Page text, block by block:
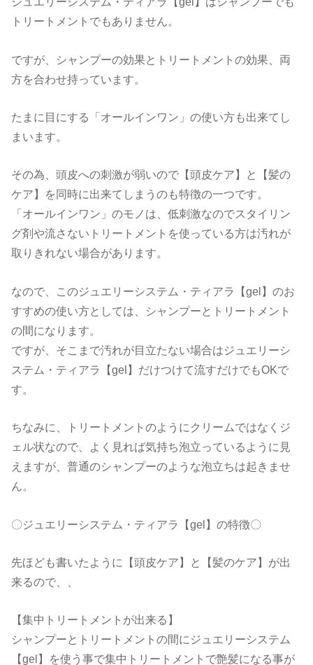
トリートメントでもありません。
ですが、シャンプーの効果とトリートメントの効果、両
方を合わせ持っています。
たまに目にする「オールインワン」の使い方も出来てし
まいます。
その為、頭皮への刺激が弱いので【頭皮ケア】と【髪の
ケア】を同時に出来てしまうのも特徴の一つです。
「オールインワン」のモノは、低刺激なのでスタイリン
グ剤や流さないトリートメントを使っている方は汚れが
取りきれない場合があります。
なので、このジュエリーシステム・ティアラ【gel】のお
すすめの使い方としては、シャンプーとトリートメント
の間になります。
ですが、そこまで汚れが目立たない場合はジュエリーシ
ステム・ティアラ【gel】だけつけて流すだけでもOKで
す。
ちなみに、トリートメントのようにクリームではなくジ
ェル状なので、よく見れば気持ち泡立っているように見
えますが、普通のシャンプーのような泡立ちは起きませ
ん。
〇ジュエリーシステム・ティアラ【gel】の特徴〇
先ほども書いたように【頭皮ケア】と【髪のケア】が出
来るので、、
【集中トリートメントが出来る】
シャンプーとトリートメントの間にジュエリーシステム
【gel】を使う事で集中トリートメントで艶髪になる事が